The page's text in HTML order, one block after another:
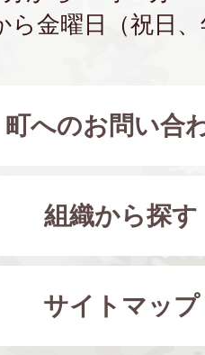
ら金曜日（祝日
町へのお問い合
組織から探す
サイトマップ